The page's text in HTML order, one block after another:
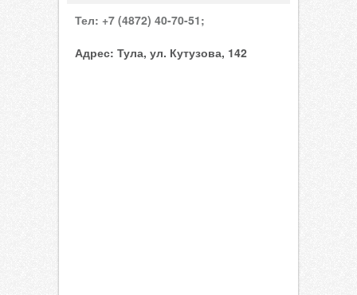
Тел: +7 (4872) 40-70-51;
Адрес: Тула, ул. Кутузова, 142